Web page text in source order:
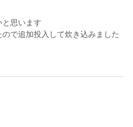
と思います
で追加投入して炊き込みました